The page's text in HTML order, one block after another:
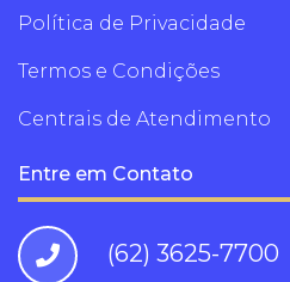
Política de Privacidade
Termos e Condições
Centrais de Atendimento
Entre em Contato
(62) 3625-7700